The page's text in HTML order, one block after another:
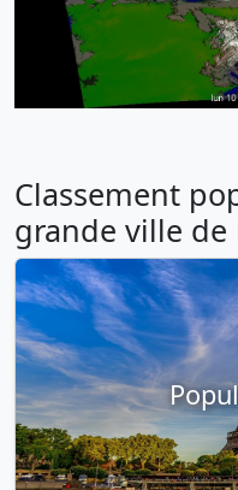
Classement
grande ville de